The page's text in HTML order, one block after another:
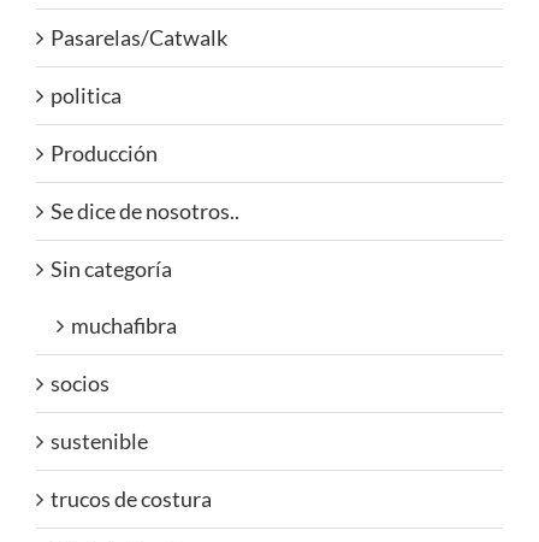
Pasarelas/Catwalk
politica
Producción
Se dice de nosotros..
Sin categoría
muchafibra
socios
sustenible
trucos de costura